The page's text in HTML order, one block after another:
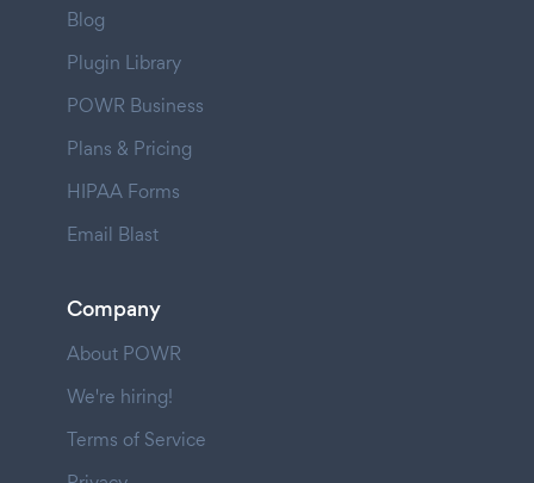
Blog
Plugin Library
POWR Business
Plans & Pricing
HIPAA Forms
Email Blast
Company
About POWR
We're hiring!
Terms of Service